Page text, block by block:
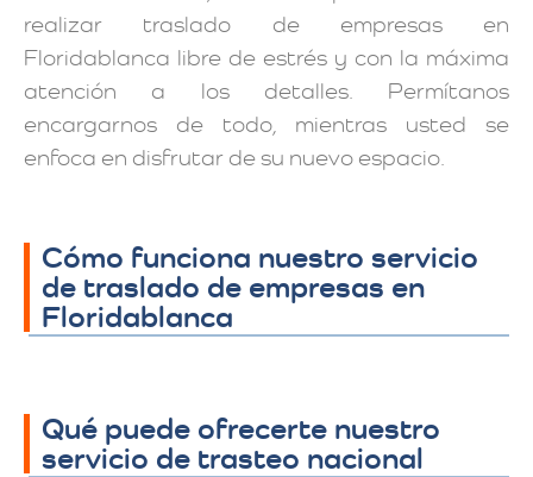
realizar traslado de empresas en
Floridablanca libre de estrés y con la máxima
atención a los detalles. Permítanos
encargarnos de todo, mientras usted se
enfoca en disfrutar de su nuevo espacio.
Cómo funciona nuestro servicio
de traslado de empresas en
Floridablanca
Qué puede ofrecerte nuestro
servicio de trasteo nacional